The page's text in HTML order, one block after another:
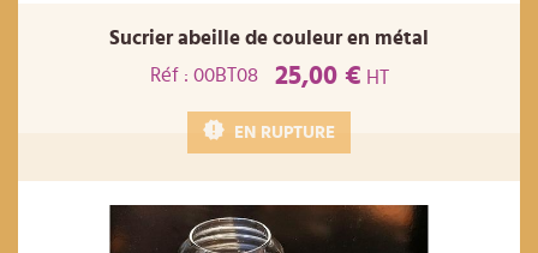
Sucrier abeille de couleur en métal
Réf : 00BT08
25,00 € HT
EN RUPTURE